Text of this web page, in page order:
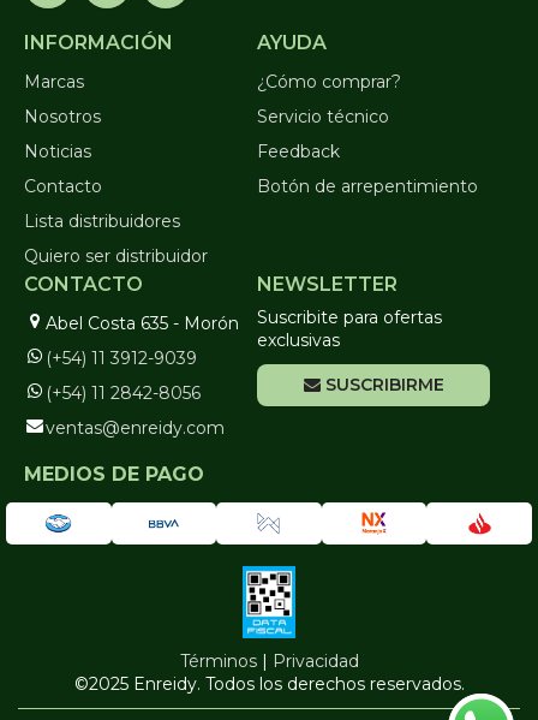
INFORMACIÓN
Marcas
Nosotros
Noticias
Contacto
Lista distribuidores
Quiero ser distribuidor
AYUDA
¿Cómo comprar?
Servicio técnico
Feedback
Botón de arrepentimiento
CONTACTO
Abel Costa 635 - Morón
(+54) 11 3912-9039
(+54) 11 2842-8056
ventas@enreidy.com
NEWSLETTER
Suscribite para ofertas
exclusivas
SUSCRIBIRME
MEDIOS DE PAGO
©2025 Enreidy. Todos los derechos reservados.
Términos| Privacidad